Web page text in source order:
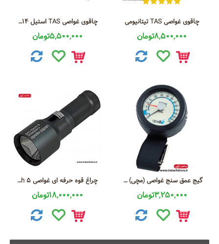
چاقوی غواصی TAS استیل 14 سانتی
5,500,000تومان
چاقوی غواصی TAS تیتانیومی
8,500,000تومان
چراغ قوه حرفه ای غواصی LED Light Pro Torch 5
18,000,000تومان
گیج عمق سنج غواصی (مچی) Depth Gauge AG-21
3,250,000تومان